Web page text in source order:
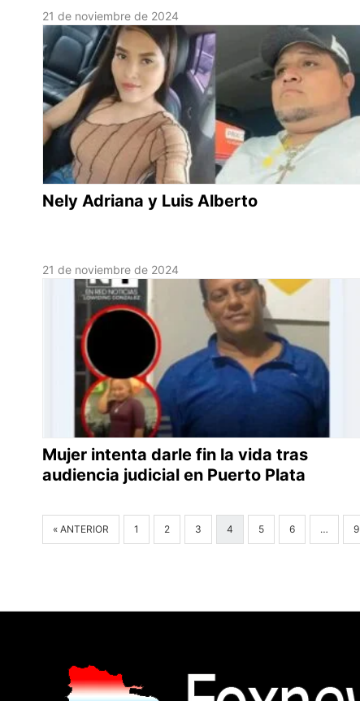
21 de noviembre de 2024
Nely Adriana y Luis Alberto
21 de noviembre de 2024
Mujer intenta darle fin la vida tras
audiencia judicial en Puerto Plata
« ANTERIOR 1 2 3 4 5 6 … 9